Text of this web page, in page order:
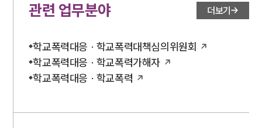
관련 업무분야 더보기
학교폭력대응 · 학교폭력대책심의위원회
학교폭력대응 · 학교폭력가해자
학교폭력대응 · 학교폭력